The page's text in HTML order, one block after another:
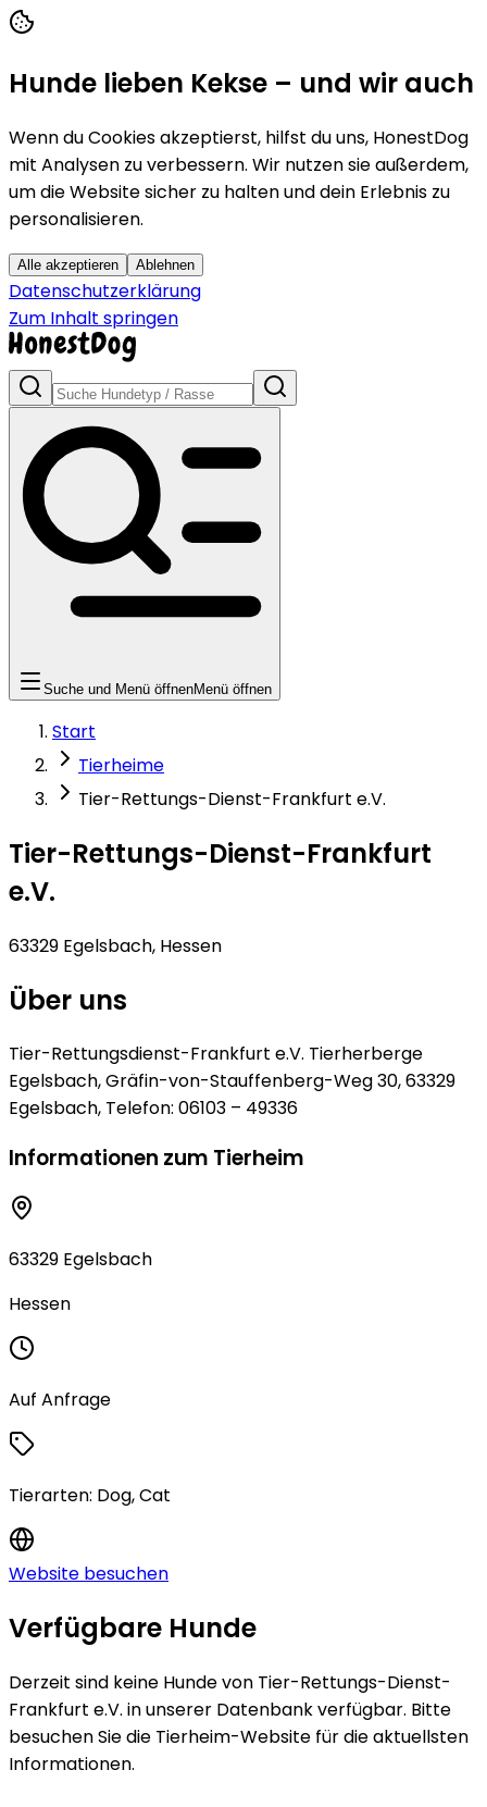
Hunde lieben Kekse – und wir auch
Wenn du Cookies akzeptierst, hilfst du uns, HonestDog
mit Analysen zu verbessern. Wir nutzen sie außerdem,
um die Website sicher zu halten und dein Erlebnis zu
personalisieren.
Alle akzeptieren Ablehnen
Datenschutzerklärung
Zum Inhalt springen
Suche und Menü öffnenMenü öffnen
Start
Tierheime
Tier-Rettungs-Dienst-Frankfurt e.V.
Tier-Rettungs-Dienst-Frankfurt
e.V.
63329 Egelsbach, Hessen
Über uns
Tier-Rettungsdienst-Frankfurt e.V. Tierherberge
Egelsbach, Gräfin-von-Stauffenberg-Weg 30, 63329
Egelsbach, Telefon: 06103 – 49336
Informationen zum Tierheim
63329 Egelsbach
Hessen
Auf Anfrage
Tierarten: Dog, Cat
Website besuchen
Verfügbare Hunde
Derzeit sind keine Hundevon Tier-Rettungs-Dienst-
Frankfurt e.V. in unserer Datenbank verfügbar. Bitte
besuchen Sie die Tierheim-Website für die aktuellsten
Informationen.